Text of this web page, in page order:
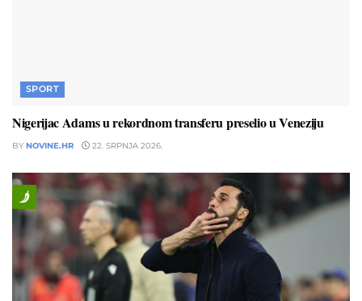
SPORT
Nigerijac Adams u rekordnom transferu preselio u Veneziju
BY NOVINE.HR 22. SRPNJA 2026.